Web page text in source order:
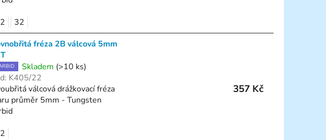
32
fréza 2B válcová 5mm
Skladem (>10 ks)
K405/22
válcová drážkovací fréza
průměr 5mm - Tungsten
357 Kč